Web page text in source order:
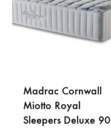
Madrac Cornwall
Miotto Royal
Sleepers Deluxe 90